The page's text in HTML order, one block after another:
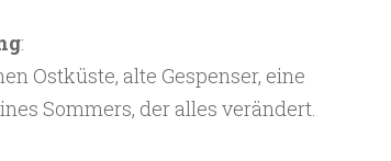
:
Ostküste, alte Gespenser, eine
Sommers, der alles verändert.